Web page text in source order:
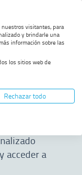
DE MIGAS
un
acceder a
visitantes, para
y brindarle una
información sobre las
los sitios web de
Rechazar todo